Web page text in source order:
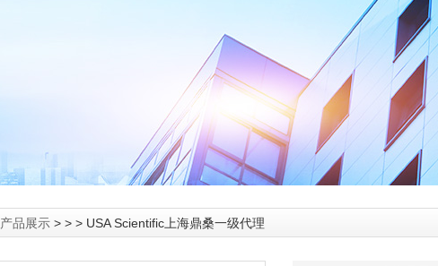
产品展示 > > > USA Scientific上海鼎桑一级代理